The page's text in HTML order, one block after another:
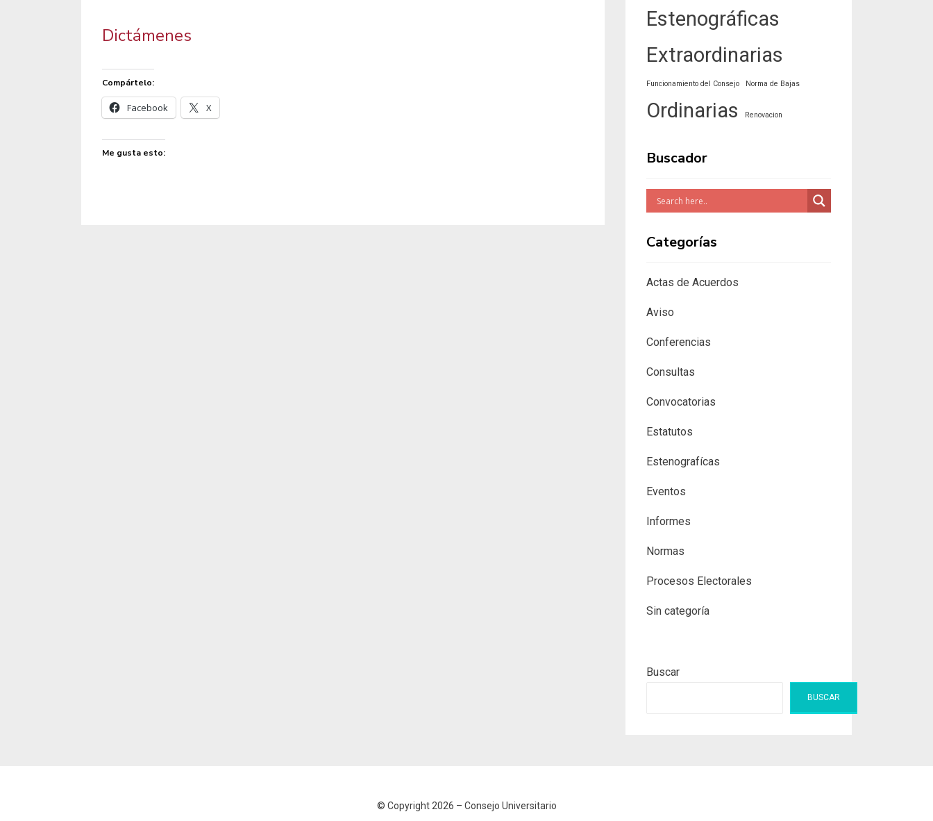
Dictámenes
Compártelo:
Facebook X
Me gusta esto:
Estenográficas
Extraordinarias
Funcionamiento del Consejo Norma de Bajas
Ordinarias Renovacion
Buscador
Categorías
Actas de Acuerdos
Aviso
Conferencias
Consultas
Convocatorias
Estatutos
Estenografícas
Eventos
Informes
Normas
Procesos Electorales
Sin categoría
Buscar
BUSCAR
© Copyright 2026 – Consejo Universitario